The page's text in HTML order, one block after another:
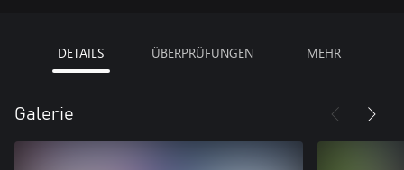
DETAILS ÜBERPRÜFUNGEN MEHR
Galerie